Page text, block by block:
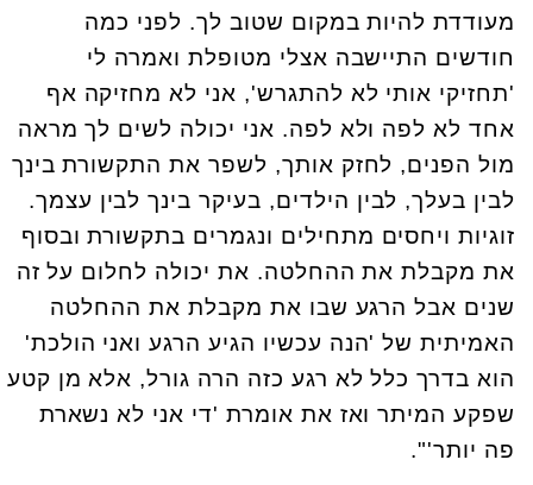
מעודדת להיות במקום שטוב לך. לפני כמה
חודשים התיישבה אצלי מטופלת ואמרה לי
'תחזיקי אותי לא להתגרש', אני לא מחזיקה אף
אחד לא לפה ולא לפה. אני יכולה לשים לך מראה
מול הפנים, לחזק אותך, לשפר את התקשורת בינך
לבין בעלך, לבין הילדים, בעיקר בינך לבין עצמך.
זוגיות ויחסים מתחילים ונגמרים בתקשורת ובסוף
את מקבלת את ההחלטה. את יכולה לחלום על זה
שנים אבל הרגע שבו את מקבלת את ההחלטה
האמיתית של 'הנה עכשיו הגיע הרגע ואני הולכת'
הוא בדרך כלל לא רגע כזה הרה גורל, אלא מן קטע
שפקע המיתר ואז את אומרת 'די אני לא נשארת
פה יותר'".